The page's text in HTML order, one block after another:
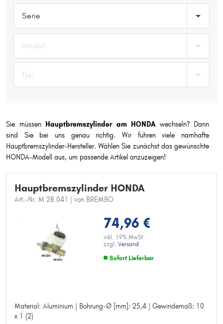
Serie
Modell
Typ
Sie müssen Hauptbremszylinder am HONDAwechseln? Dann
sind Sie bei uns genau richtig. Wir führen viele namhafte
Hauptbremszylinder-Hersteller. Wählen Sie zunächst das gewünschte
HONDA-Modell aus, um passende Artikel anzuzeigen!
Hauptbremszylinder HONDA
Art.-Nr. M 28 041 | von BREMBO
74,96 €
inkl. 19% MwSt.
zzgl. Versand
Sofort Lieferbar
Material: Aluminium | Bohrung-Ø [mm]: 25,4 | Gewindemaß: 10
x 1 (2)
Material: Aluminium
Bohrung-Ø [mm]: 25,4